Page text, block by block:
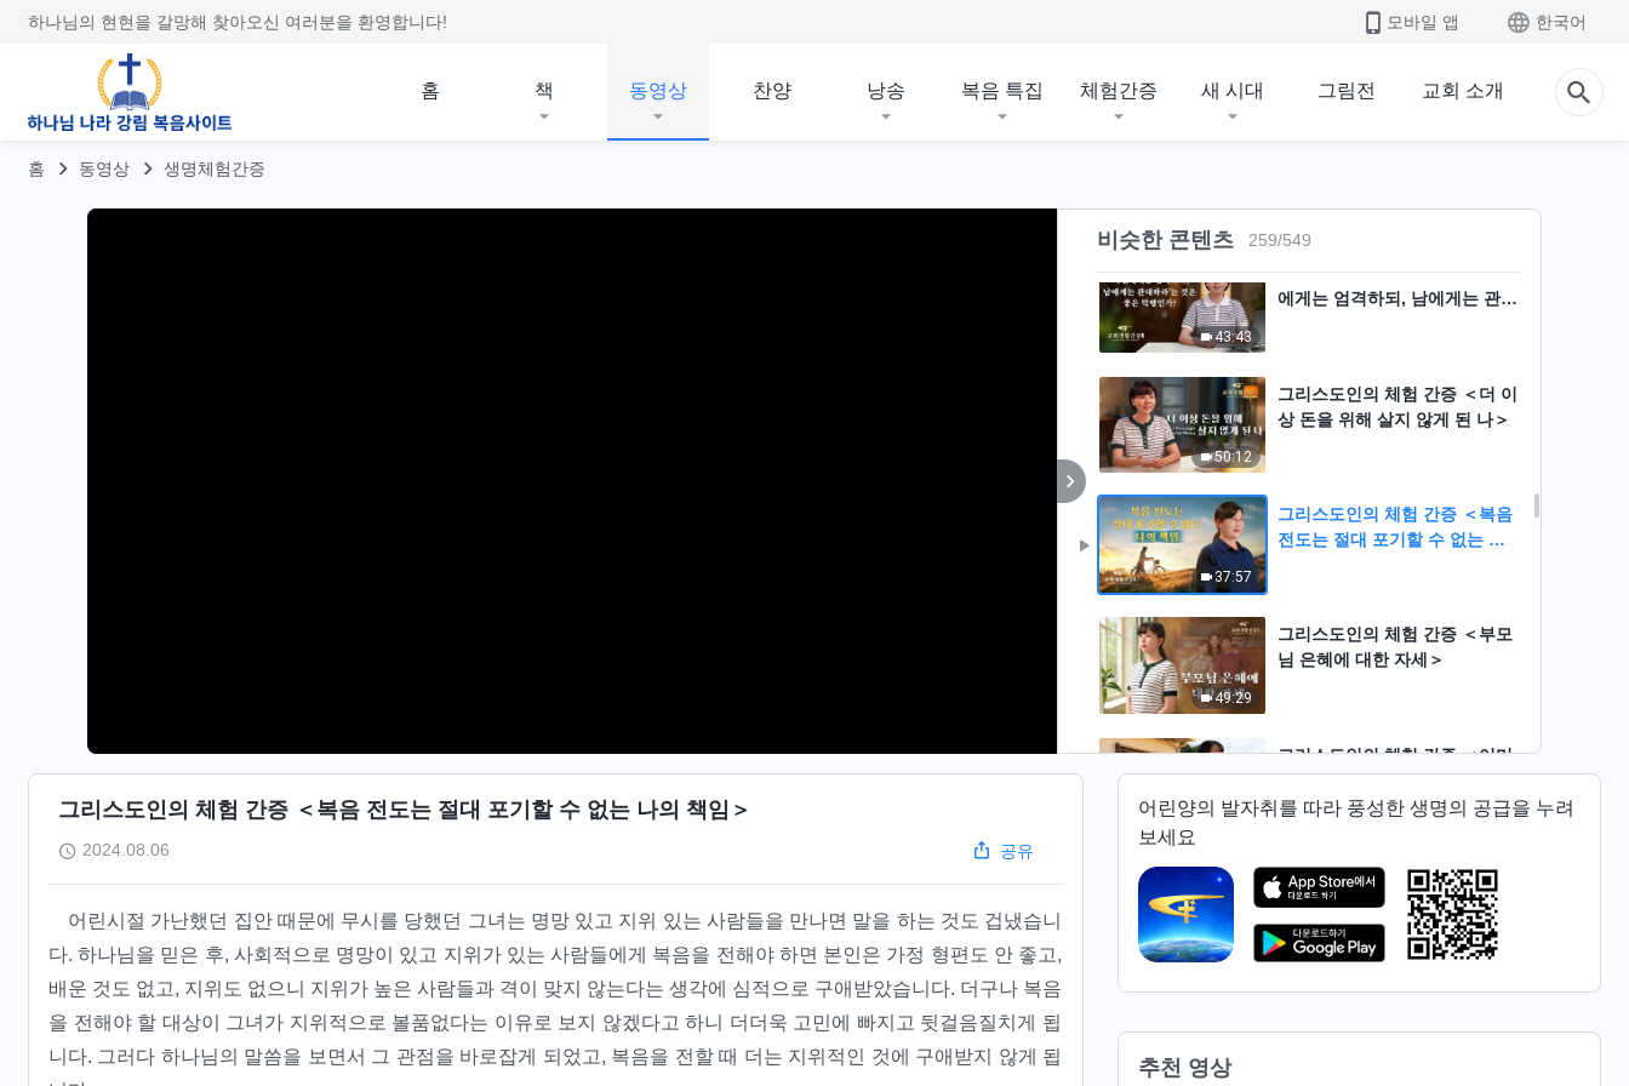
하나님의 현현을 갈망해 찾아오신 여러분을 환영합니다! 모바일 앱 한국어
홈 책 동영상 찬양 낭송 복음 특집 체험간증 새 시대 그림전 교회 소개
홈 동영상 생명체험간증
비슷한 콘텐츠 259/549
40:32
그리스도인의 체험 간증 ＜생명
43:43
그리스도인의 체험 간증 ＜‘자신
에게는 엄격하되, 남에게는 관대
50:12
그리스도인의 체험 간증 ＜더 이
상 돈을 위해 살지 않게 된 나＞
37:57
그리스도인의 체험 간증 ＜복음
전도는 절대 포기할 수 없는 나
49:29
그리스도인의 체험 간증 ＜부모
님 은혜에 대한 자세＞
41:54
그리스도인의 체험 간증 ＜어머
니가 암에 걸린 후＞
56:16
그리스도인의 체험 간증 ＜더 이
상 팔자 탓하지 않아요＞
28:30
그리스도인의 체험 간증 ＜체험
그리스도인의 체험 간증 ＜복음 전도는 절대 포기할 수 없는 나의 책임＞
2024.08.06 공유
어린시절 가난했던 집안 때문에 무시를 당했던 그녀는 명망 있고 지위 있는 사람들을 만나면 말을 하는 것도 겁냈습니
다. 하나님을 믿은 후, 사회적으로 명망이 있고 지위가 있는 사람들에게 복음을 전해야 하면 본인은 가정 형편도 안 좋고,
배운 것도 없고, 지위도 없으니 지위가 높은 사람들과 격이 맞지 않는다는 생각에 심적으로 구애받았습니다. 더구나 복음
을 전해야 할 대상이 그녀가 지위적으로 볼품없다는 이유로 보지 않겠다고 하니 더더욱 고민에 빠지고 뒷걸음질치게 됩
니다. 그러다 하나님의 말씀을 보면서 그 관점을 바로잡게 되었고, 복음을 전할 때 더는 지위적인 것에 구애받지 않게 됩
어린양의 발자취를 따라 풍성한 생명의 공급을 누려
보세요
추천 영상